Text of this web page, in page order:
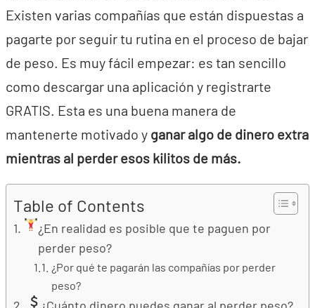
Existen varias compañías que están dispuestas a
pagarte por seguir tu rutina en el proceso de bajar
de peso. Es muy fácil empezar: es tan sencillo
como descargar una aplicación y registrarte
GRATIS. Esta es una buena manera de
mantenerte motivado y ganar algo de dinero extra
mientras al perder esos kilitos de más.
Table of Contents
¿En realidad es posible que te paguen por
perder peso?
¿Por qué te pagarán las compañías por perder
peso?